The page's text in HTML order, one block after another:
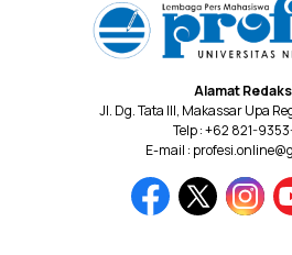
Alamat
Jl. Dg. Tata III, Makassar Upa
Telp : +62 821-
E-mail :